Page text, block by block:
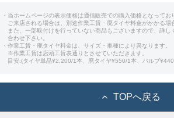
・当ホームページの表示価格は通信販売での購入価格となってお
ご来店される場合は、別途作業工賃・廃タイヤ料金がかかる場
また、一部取付けを行っていない商品もございますので、詳し
合わせ下さい。
・作業工賃・廃タイヤ料金は、サイズ・車種により異なります。
※作業工賃は店頭工賃表通りとさせていただきます。
目安:(タイヤ単品¥2,200/1本、廃タイヤ¥550/1本、バルブ
TOPへ戻る